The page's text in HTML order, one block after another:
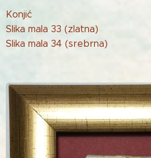
Konjić
Slika mala 33 (zlatna)
Slika mala 34 (srebrna)